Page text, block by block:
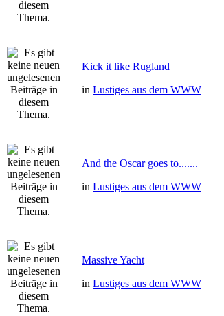
Kick it like Rugland
in Lustiges aus dem WWW
And the Oscar goes to.......
in Lustiges aus dem WWW
Massive Yacht
in Lustiges aus dem WWW